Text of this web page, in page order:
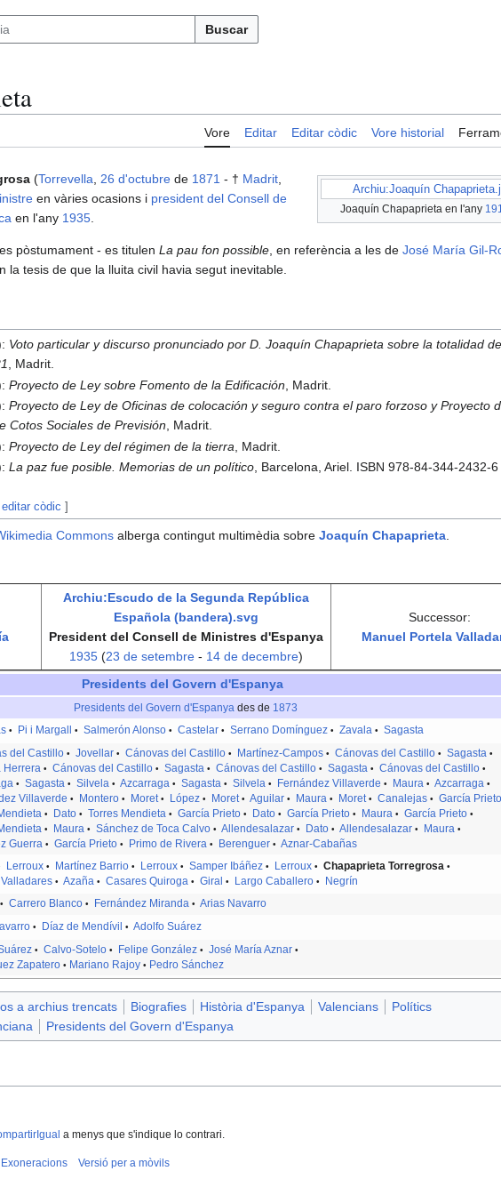
Buscar
Vore Editar Editar còdic Vore historial
Archiu:Joaquín
Joaquín Chapaprieta en l'any
(Torrevella 26 d'octubre de 1871 - † Madrit
en vàries ocasions i president del Consell de
en l'any 1935
pòstumament - es titulen La pau fon possible , en referència a les de José María Gil-
la tesis de que la lluita civil havia segut inevitable.
Voto particular y discurso pronunciado por D. Joaquín Chapaprieta sobre la totalidad
, Madrit.
Proyecto de Ley sobre Fomento de la Edificación , Madrit.
Proyecto de Ley de Oficinas de colocación y seguro contra el paro forzoso y Proyecto
Cotos Sociales de Previsión , Madrit.
Proyecto de Ley del régimen de la tierra , Madrit.
La paz fue posible. Memorias de un político , Barcelona, Ariel. ISBN 978-84-344-2432-6
editar còdic ]
Commons alberga contingut multimèdia sobreJoaquín Chapaprieta.
Archiu:Escudo de la Segunda República
Española (bandera).svg
President del Consell de Ministres d'Espanya
1935 (23 de setembre - 14 de decembre)
Successor:
Manuel Portela
Presidents del Govern d'Espanya
Presidents del Govern d'Espanya des de 1873
• Pi i Margall • Salmerón Alonso • Castelar • Serrano Domínguez • Zavala • Sagasta
del Castillo • Jovellar • Cánovas del Castillo • Martínez-Campos • Cánovas del Castillo • Sagasta •
Herrera • Cánovas del Castillo • Sagasta • Cánovas del Castillo • Sagasta • Cánovas del Castillo •
• Sagasta • Silvela • Azcarraga • Sagasta • Silvela • Fernández Villaverde • Maura • Azcarraga •
Villaverde • Montero • Moret • López • Moret • Aguilar • Maura • Moret • Canalejas • García Prieto
• Dato • Torres Mendieta • García Prieto • Dato • García Prieto • Maura • García Prieto •
• Maura • Sánchez de Toca Calvo • Allendesalazar • Dato • Allendesalazar • Maura •
Guerra • García Prieto • Primo de Rivera • Berenguer • Aznar-Cabañas
Lerroux • Martínez Barrio • Lerroux • Samper Ibáñez • Lerroux • Chapaprieta Torregrosa •
• Azaña • Casares Quiroga • Giral • Largo Caballero •
Negrín
• Carrero Blanco • Fernández Miranda • Arias Navarro
• Díaz de Mendívil • Adolfo Suárez
• Calvo-Sotelo • Felipe González • José María Aznar •
Zapatero • Mariano Rajoy • Pedro Sánchez
a archius trencats Biografies Història d'Espanya Valencians
Polítics
Presidents del Govern d'Espanya
a menys que s'indique lo contrari.
Exoneracions Versió per a mòvils